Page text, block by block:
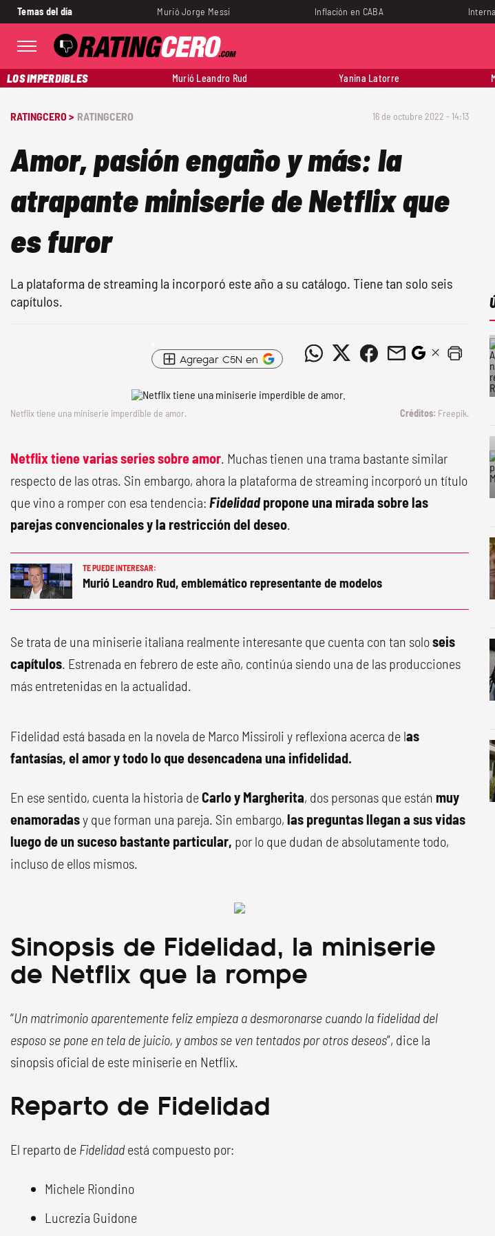
Temas del día Murió Jorge Messi Inflación en CABA
LOS IMPERDIBLES Murió Leandro Rud Yanina Latorre
RATINGCERO > RATINGCERO 16 de octubre 2022 - 14:13
Amor, pasión engaño y más: la
atrapante miniserie de Netflix que
es furor
La plataforma de streaming la incorporó este año a su catálogo. Tiene tan solo seis
capítulos.
Agregar C5N en
Netflix tiene una miniserie imperdible de amor. Freepik.
Netflix tiene varias series sobre amor. Muchas tienen una trama bastante similar
respecto de las otras. Sin embargo, ahora la plataforma de streaming incorporó un título
que vino a romper con esa tendencia: Fidelidadpropone una mirada sobre las
parejas convencionales y la restricción del deseo.
TE PUEDE INTERESAR:
Murió Leandro Rud, emblemático representante de modelos
Se trata de una miniserie italiana realmente interesante que cuenta con tan soloseis
capítulos. Estrenada en febrero de este año, continúa siendo una de las producciones
más entretenidas en la actualidad.
Fidelidad está basada en la novela de Marco Missiroli y reflexiona acerca de las
fantasías, el amor y todo lo que desencadena una infidelidad.
En ese sentido, cuenta la historia deCarlo y Margherita, dos personas que están muy
enamoradasy que forman una pareja. Sin embargo, las preguntas llegan a sus vidas
luego de un suceso bastante particular, por lo que dudan de absolutamente todo,
incluso de ellos mismos.
Sinopsis de Fidelidad, la miniserie
de Netflix que la rompe
“Un matrimonio aparentemente feliz empieza a desmoronarse cuando la fidelidad del
esposo se pone en tela de juicio, y ambos se ven tentados por otros deseos”, dice la
sinopsis oficial de este miniserie en Netflix.
Reparto de Fidelidad
El reparto de Fidelidad está compuesto por:
Michele Riondino
Lucrezia Guidone